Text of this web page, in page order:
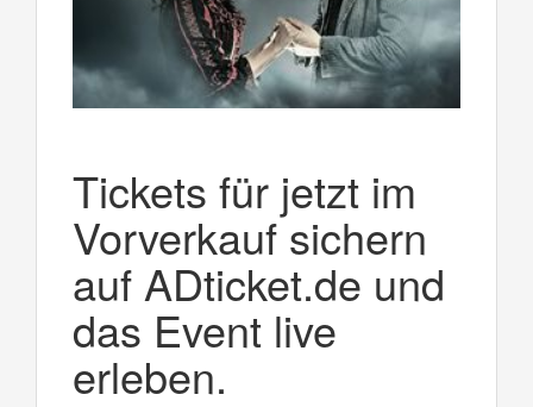
Tickets für jetzt im
Vorverkauf sichern
auf ADticket.de und
das Event live
erleben.